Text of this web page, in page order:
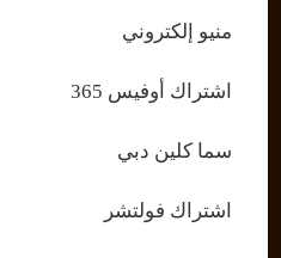
منيو إلكتروني
اشتراك أوفيس 365
سما كلين دبي
اشتراك فولتشر